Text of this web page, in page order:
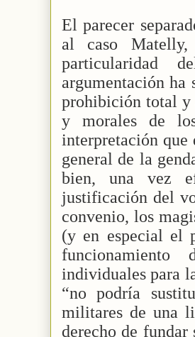
El parecer
al caso
particularidad
argumentación
prohibición total y
y morales de
interpretación
general de la
bien, una vez
justificación del
convenio, los
(y en especial el
individuales para
“no podría
militares de una
derecho de